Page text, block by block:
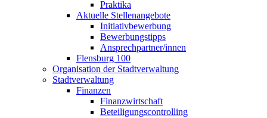
Praktika
Aktuelle Stellenangebote
Initiativbewerbung
Bewerbungstipps
Ansprechpartner/innen
Flensburg 100
Organisation der Stadtverwaltung
Stadtverwaltung
Finanzen
Finanzwirtschaft
Beteiligungscontrolling